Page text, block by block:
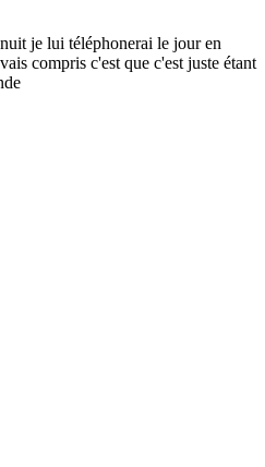
je lui téléphonerai le jour en
compris c'est que c'est juste étant